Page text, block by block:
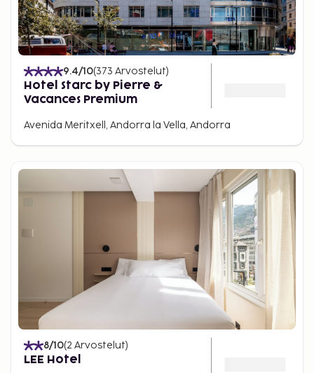
9.4/10(373 Arvostelut)
Hotel Starc by Pierre &
Vacances Premium
Avenida Meritxell, Andorra la Vella, Andorra
8/10(2 Arvostelut)
LEE Hotel